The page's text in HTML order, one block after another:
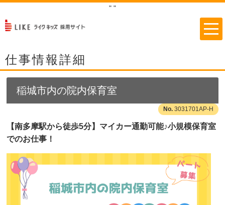
" "
仕事情報詳細
稲城市内の院内保育室
3031701AP-H
【南多摩駅から徒歩5分】マイカー通勤可能♪小規模保育室
でのお仕事！